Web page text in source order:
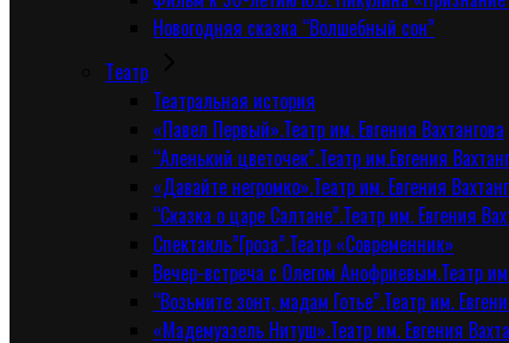
Новогодняя сказка “Волшебный сон”
Tеатр
Театральная история
«Павел Первый».Театр им. Евгения Вахтангова
“Аленький цветочек”.Театр им.Евгения
«Давайте негромко».Театр им. Евгения
“Сказка о царе Салтане”.Театр им. Евгения
Спектакль”Гроза”.Театр «Современник»
Вечер-встреча с Олегом Анофриевым.Театр
“Возьмите зонт, мадам Готье”.Театр им.
«Мадемуазель Нитуш».Театр им. Евгения